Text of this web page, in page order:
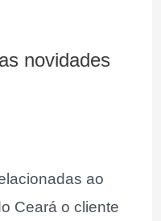
novidades
ao
Ceará o cliente